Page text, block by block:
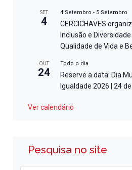
SET
4
4 Setembro - 5 Setembro
CERCICHAVES
Inclusão e
Qualidade de Vida e
OUT
24
Todo o dia
Reserve a data: Dia
Igualdade 2026 | 24
Ver calendário
Pesquisa no site